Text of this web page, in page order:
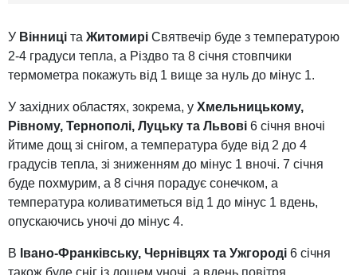
У Вінниці та Житомирі Святвечір буде з температурою
2-4 градуси тепла, а Різдво та 8 січня стовпчики
термометра покажуть від 1 вище за нуль до мінус 1.
У західних областях, зокрема, у Хмельницькому,
Рівному, Тернополі, Луцьку та Львові 6 січня вночі
йтиме дощ зі снігом, а температура буде від 2 до 4
градусів тепла, зі зниженням до мінус 1 вночі. 7 січня
буде похмурим, а 8 січня порадує сонечком, а
температура коливатиметься від 1 до мінус 1 вдень,
опускаючись уночі до мінус 4.
В Івано-Франківську, Чернівцях та Ужгороді 6 січня
також буде сніг із дощем уночі, а вдень повітря